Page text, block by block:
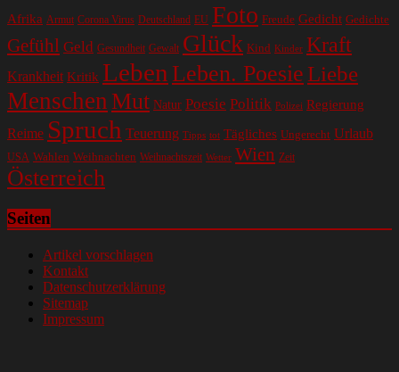
Afrika Armut Corona Virus Deutschland EU Foto Freude Gedicht Gedichte
Gefühl Geld Gesundheit Gewalt Glück Kind Kinder Kraft
Krankheit Kritik Leben Leben. Poesie Liebe
Menschen Mut Natur Poesie Politik Polizei Regierung
Reime Spruch Teuerung Tipps tot Tägliches Ungerecht Urlaub
USA Wahlen Weihnachten Weihnachtszeit Wetter Wien Zeit
Österreich
Seiten
Artikel vorschlagen
Kontakt
Datenschutzerklärung
Sitemap
Impressum